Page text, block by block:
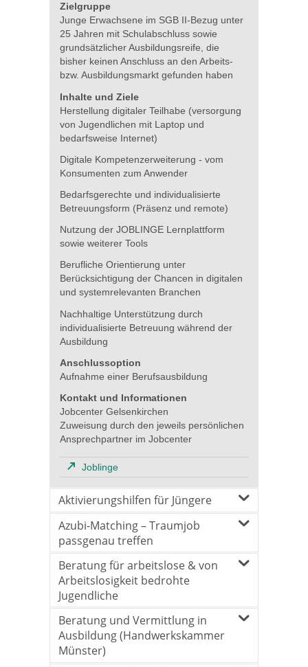
Zielgruppe
Junge Erwachsene im SGB II-Bezug unter
25 Jahren mit Schulabschluss sowie
grundsätzlicher Ausbildungsreife, die
bisher keinen Anschluss an den Arbeits-
bzw. Ausbildungsmarkt gefunden haben
Inhalte und Ziele
Herstellung digitaler Teilhabe (versorgung
von Jugendlichen mit Laptop und
bedarfsweise Internet)
Digitale Kompetenzerweiterung - vom
Konsumenten zum Anwender
Bedarfsgerechte und individualisierte
Betreuungsform (Präsenz und remote)
Nutzung der JOBLINGE Lernplattform
sowie weiterer Tools
Berufliche Orientierung unter
Berücksichtigung der Chancen in digitalen
und systemrelevanten Branchen
Nachhaltige Unterstützung durch
individualisierte Betreuung während der
Ausbildung
Anschlussoption
Aufnahme einer Berufsausbildung
Kontakt und Informationen
Jobcenter Gelsenkirchen
Zuweisung durch den jeweils persönlichen
Ansprechpartner im Jobcenter
Joblinge
Aktivierungshilfen für Jüngere
Azubi-Matching – Traumjob
passgenau treffen
Beratung für arbeitslose & von
Arbeitslosigkeit bedrohte
Jugendliche
Beratung und Vermittlung in
Ausbildung (Handwerkskammer
Münster)